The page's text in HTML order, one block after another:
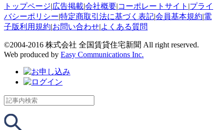
トップページ|広告掲載|会社概要|コーポレートサイト |プライ
バシーポリシー|特定商取引法に基づく表記|会員基本規約|電
子版利用規約|お問い合わせ|よくある質問
©2004-2016 株式会社 全国賃貸住宅新聞 All right reserved.
Web produced by Easy Communications Inc.